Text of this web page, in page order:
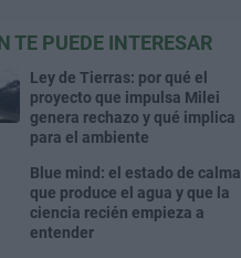
TE PUEDE INTERESAR
Ley de Tierras: por qué el
proyecto que impulsa Milei
genera rechazo y qué implica
para el ambiente
Blue mind: el estado de calma
que produce el agua y que la
ciencia recién empieza a
entender